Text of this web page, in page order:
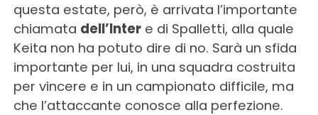
questa estate, però, è arrivata l’importante
chiamata dell’Intere di Spalletti, alla quale
Keita non ha potuto dire di no. Sarà un sfida
importante per lui, in una squadra costruita
per vincere e in un campionato difficile, ma
che l’attaccante conosce alla perfezione.